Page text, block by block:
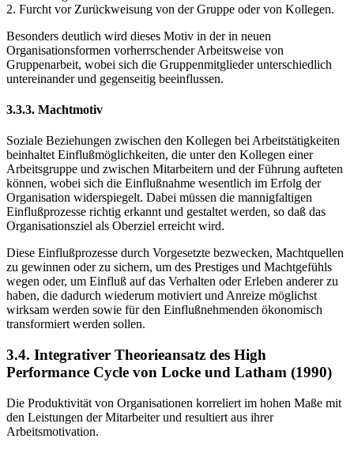
2. Furcht vor Zurückweisung von der Gruppe oder von Kollegen.
Besonders deutlich wird dieses Motiv in der in neuen
Organisationsformen vorherrschender Arbeitsweise von
Gruppenarbeit, wobei sich die Gruppenmitglieder unterschiedlich
untereinander und gegenseitig beeinflussen.
3.3.3. Machtmotiv
Soziale Beziehungen zwischen den Kollegen bei Arbeitstätigkeiten
beinhaltet Einflußmöglichkeiten, die unter den Kollegen einer
Arbeitsgruppe und zwischen Mitarbeitern und der Führung aufteten
können, wobei sich die Einflußnahme wesentlich im Erfolg der
Organisation widerspiegelt. Dabei müssen die mannigfaltigen
Einflußprozesse richtig erkannt und gestaltet werden, so daß das
Organisationsziel als Oberziel erreicht wird.
Diese Einflußprozesse durch Vorgesetzte bezwecken, Machtquellen
zu gewinnen oder zu sichern, um des Prestiges und Machtgefühls
wegen oder, um Einfluß auf das Verhalten oder Erleben anderer zu
haben, die dadurch wiederum motiviert und Anreize möglichst
wirksam werden sowie für den Einflußnehmenden ökonomisch
transformiert werden sollen.
3.4. Integrativer Theorieansatz des High
Performance Cycle von Locke und Latham (1990)
Die Produktivität von Organisationen korreliert im hohen Maße mit
den Leistungen der Mitarbeiter und resultiert aus ihrer
Arbeitsmotivation.